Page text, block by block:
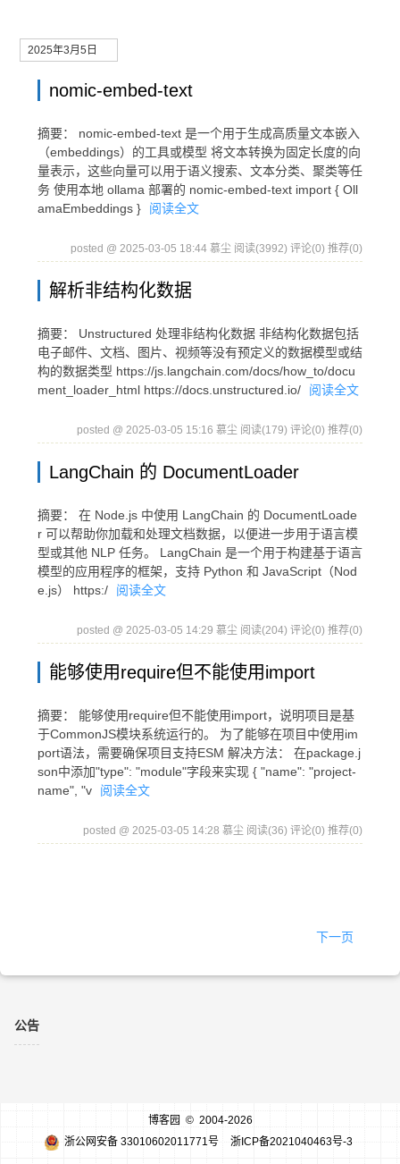
2025年3月5日
nomic-embed-text
摘要： nomic-embed-text 是一个用于生成高质量文本嵌入
（embeddings）的工具或模型 将文本转换为固定长度的向
量表示，这些向量可以用于语义搜索、文本分类、聚类等任
务 使用本地 ollama 部署的 nomic-embed-text import { Oll
amaEmbeddings }
阅读全文
posted @ 2025-03-05 18:44 慕尘 阅读(3992) 评论(0) 推荐(0)
解析非结构化数据
摘要： Unstructured 处理非结构化数据 非结构化数据包括
电子邮件、文档、图片、视频等没有预定义的数据模型或结
构的数据类型 https://js.langchain.com/docs/how_to/docu
ment_loader_html https://docs.unstructured.io/
阅读全文
posted @ 2025-03-05 15:16 慕尘 阅读(179) 评论(0) 推荐(0)
LangChain 的 DocumentLoader
摘要： 在 Node.js 中使用 LangChain 的 DocumentLoade
r 可以帮助你加载和处理文档数据，以便进一步用于语言模
型或其他 NLP 任务。 LangChain 是一个用于构建基于语言
模型的应用程序的框架，支持 Python 和 JavaScript（Nod
e.js） https:/
阅读全文
posted @ 2025-03-05 14:29 慕尘 阅读(204) 评论(0) 推荐(0)
能够使用require但不能使用import
摘要： 能够使用require但不能使用import，说明项目是基
于CommonJS模块系统运行的。 为了能够在项目中使用im
port语法，需要确保项目支持ESM 解决方法： 在package.j
son中添加"type": "module"字段来实现 { "name": "project-
name", "v
阅读全文
posted @ 2025-03-05 14:28 慕尘 阅读(36) 评论(0) 推荐(0)
下一页
公告
博客园 © 2004-2026
浙公网安备 33010602011771号
浙ICP备2021040463号-3